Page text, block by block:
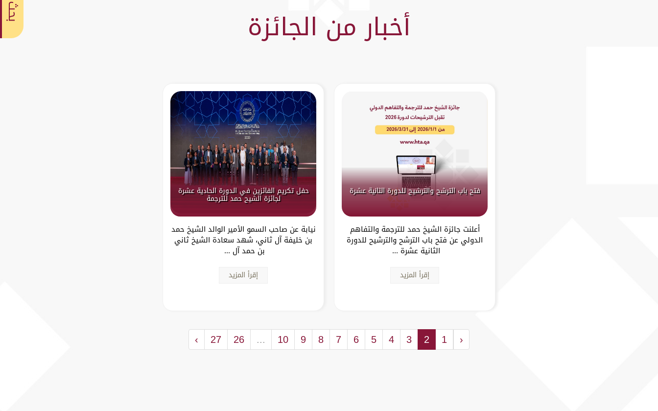
أخبار من الجائزة
فتح باب الترشح والترشيح للدورة الثانية عشرة
أعلنت جائزة الشيخ حمد للترجمة والتفاهم
الدولي عن فتح باب الترشح والترشيح للدورة
الثانية عشرة ...
إقرأ المزيد
حفل تكريم الفائزين في الدورة الحادية عشرة
لجائزة الشيح حمد للترجمة
نيابة عن صاحب السمو الأمير الوالد الشيخ حمد
بن خليفة آل ثاني، شهد سعادة الشيخ ثاني
بن حمد آل ...
إقرأ المزيد
‹
1
2
3
4
5
6
7
8
9
10
...
26
27
›
بحث